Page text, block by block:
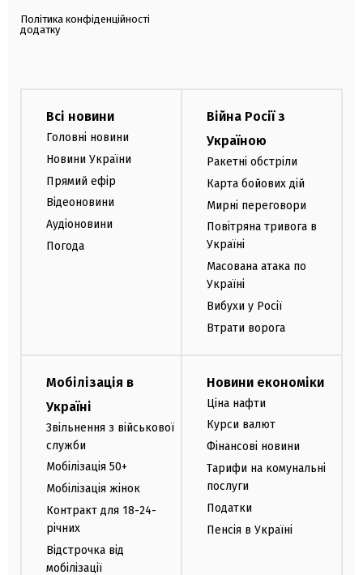
Політика конфіденційності
додатку
Всі новини
Головні новини
Новини України
Прямий ефір
Відеоновини
Аудіоновини
Погода
Війна Росії з
Україною
Ракетні обстріли
Карта бойових дій
Мирні переговори
Повітряна тривога в
Україні
Масована атака по
Україні
Вибухи у Росії
Втрати ворога
Мобілізація в
Україні
Звільнення з військової
служби
Мобілізація 50+
Мобілізація жінок
Контракт для 18-24-
річних
Відстрочка від
мобілізації
Новини економіки
Ціна нафти
Курси валют
Фінансові новини
Тарифи на комунальні
послуги
Податки
Пенсія в Україні